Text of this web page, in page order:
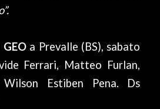
GEO a Prevalle (BS), sabato
Ferrari, Matteo Furlan,
Estiben Pena. Ds